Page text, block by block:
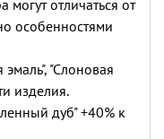
отличаться от
особенностями
"Слоновая
изделия.
дуб" +40% к